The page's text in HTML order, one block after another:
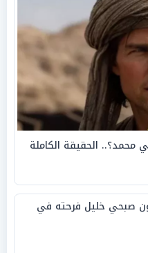
الحقيقة الكاملة
صبحي خليل فرحته في